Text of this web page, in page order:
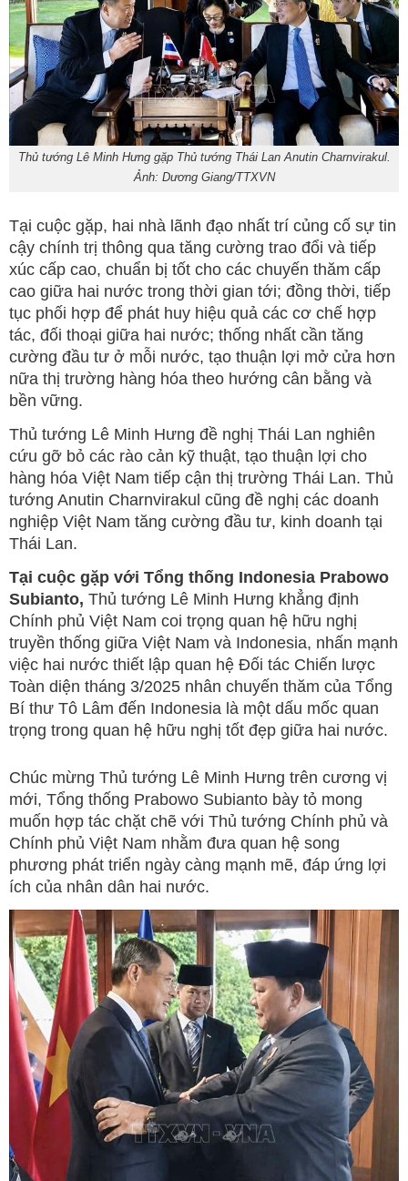
Thủ tướng Lê Minh Hưng gặp Thủ tướng Thái Lan Anutin Charnvirakul.
Ảnh: Dương Giang/TTXVN
Tại cuộc gặp, hai nhà lãnh đạo nhất trí củng cố sự tin
cậy chính trị thông qua tăng cường trao đổi và tiếp
xúc cấp cao, chuẩn bị tốt cho các chuyến thăm cấp
cao giữa hai nước trong thời gian tới; đồng thời, tiếp
tục phối hợp để phát huy hiệu quả các cơ chế hợp
tác, đối thoại giữa hai nước; thống nhất cần tăng
cường đầu tư ở mỗi nước, tạo thuận lợi mở cửa hơn
nữa thị trường hàng hóa theo hướng cân bằng và
bền vững.
Thủ tướng Lê Minh Hưng đề nghị Thái Lan nghiên
cứu gỡ bỏ các rào cản kỹ thuật, tạo thuận lợi cho
hàng hóa Việt Nam tiếp cận thị trường Thái Lan. Thủ
tướng Anutin Charnvirakul cũng đề nghị các doanh
nghiệp Việt Nam tăng cường đầu tư, kinh doanh tại
Thái Lan.
Tại cuộc gặp với Tổng thống Indonesia Prabowo
Subianto, Thủ tướng Lê Minh Hưng khẳng định
Chính phủ Việt Nam coi trọng quan hệ hữu nghị
truyền thống giữa Việt Nam và Indonesia, nhấn mạnh
việc hai nước thiết lập quan hệ Đối tác Chiến lược
Toàn diện tháng 3/2025 nhân chuyến thăm của Tổng
Bí thư Tô Lâm đến Indonesia là một dấu mốc quan
trọng trong quan hệ hữu nghị tốt đẹp giữa hai nước.
Chúc mừng Thủ tướng Lê Minh Hưng trên cương vị
mới, Tổng thống Prabowo Subianto bày tỏ mong
muốn hợp tác chặt chẽ với Thủ tướng Chính phủ và
Chính phủ Việt Nam nhằm đưa quan hệ song
phương phát triển ngày càng mạnh mẽ, đáp ứng lợi
ích của nhân dân hai nước.